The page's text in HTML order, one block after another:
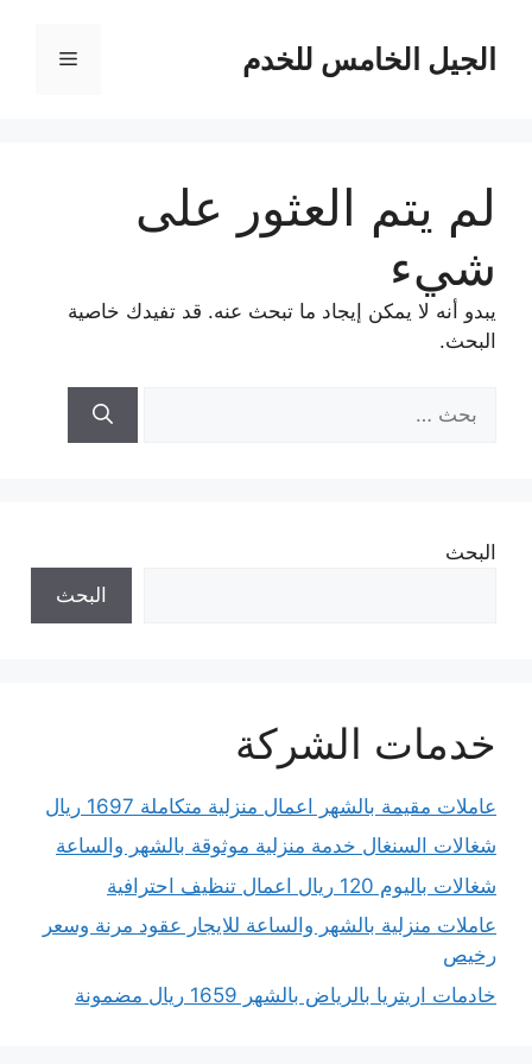
المحتوىالجيل الخامس للخدم القائمة
لم يتم العثور على
شيء
يبدو أنه لا يمكن إيجاد ما تبحث عنه. قد تفيدك خاصية
البحث.
عن:
البحث
البحث
خدمات الشركة
عاملات مقيمة بالشهر اعمال منزلية متكاملة 1697 ريال
شغالات السنغال خدمة منزلية موثوقة بالشهر والساعة
شغالات باليوم 120 ريال اعمال تنظيف احترافية
عاملات منزلية بالشهر والساعة للايجار عقود مرنة وسعر
رخيص
خادمات اريتريا بالرياض بالشهر 1659 ريال مضمونة